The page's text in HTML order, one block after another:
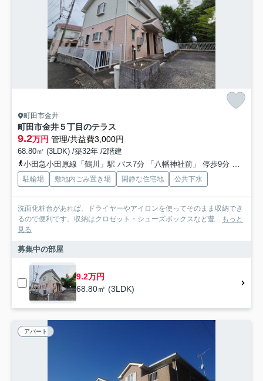
町田市金井
町田市金井５丁目のテラス
9.2万円 管理/共益費3,000円
68.80㎡ (3LDK) /築32年 /2階建
小田急小田原線「鶴川」駅 バス7分 「八幡神社前」 停歩9分
横浜線
駐輪場 敷地内ごみ置き場 閑静な住宅地 公共下水
洗面化粧台があれば、ドライヤーやアイロンを使ってそのまま収納でき
るので便利です。収納はクロゼット・シューズボックスなど豊... もっと
見る
募集中の部屋
9.2万円
68.80㎡ (3LDK)
アパート